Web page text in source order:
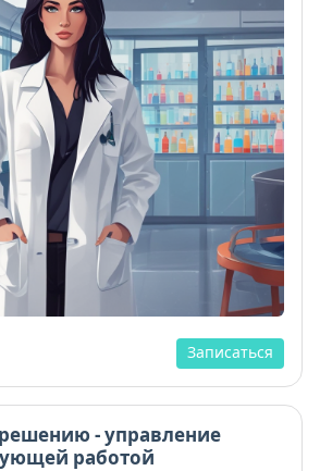
Записаться
- управление
работой